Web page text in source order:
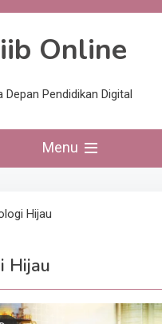
Online
Depan Pendidikan Digital
Menu
Hijau
Hijau